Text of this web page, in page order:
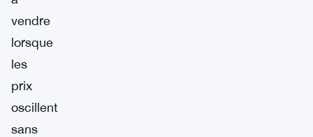
vendre
lorsque
les
prix
oscillent
sans